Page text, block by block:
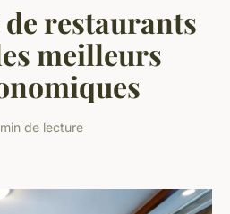
restaurants
meilleurs
de lecture